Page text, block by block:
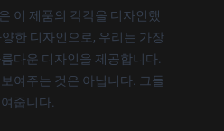
이 제품의 각각을 디자인했
한 디자인으로, 우리는 가장
다운 디자인을 제공합니다.
여주는 것은 아닙니다. 그들
줍니다.